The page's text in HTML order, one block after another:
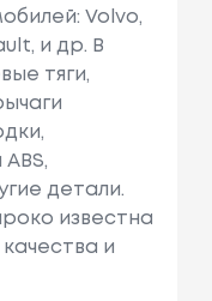
Volvo,
и др. В
тяги,
детали.
известна
и